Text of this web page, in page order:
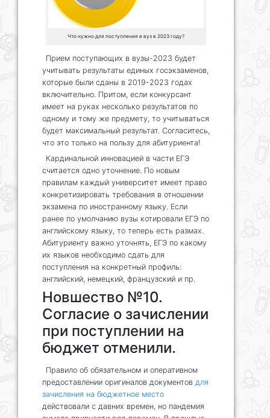
Что нужно для поступления в вуз в 2023 году?
Прием поступающих в вузы-2023 будет
учитывать результаты единых госэкзаменов,
которые были сданы в 2019-2023 годах
включительно. Притом, если конкурсант
имеет на руках несколько результатов по
одному и тому же предмету, то учитываться
будет максимальный результат. Согласитесь,
что это только на пользу для абитуриента!
Кардинальной инновацией в части ЕГЭ
считается одно уточнение. По новым
правилам каждый университет имеет право
конкретизировать требования в отношении
экзамена по иностранному языку. Если
ранее по умолчанию вузы котировали ЕГЭ по
английскому языку, то теперь есть размах.
Абитуриенту важно уточнять, ЕГЭ по какому
их языков необходимо сдать для
поступления на конкретный профиль:
английский, немецкий, французский и пр.
Новшество №10.
Согласие о зачислении
при поступлении на
бюджет отменили.
Правило об обязательном и оперативном
предоставлении оригиналов документов для
зачисления на бюджетное место
действовали с давних времен, но пандемия